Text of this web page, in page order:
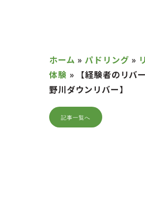
ホーム » パドリング »
体験 » 【経験者のリバ
野川ダウンリバー】
記事一覧へ